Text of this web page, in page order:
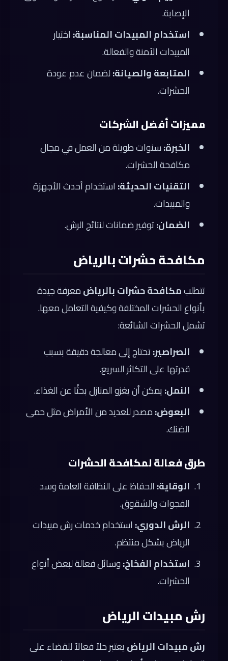
الإصابة.
استخدام المبيدات المناسبة: اختيار
المبيدات الآمنة والفعالة.
المتابعة والصيانة:لضمان عدم عودة
الحشرات.
مميزات أفضل الشركات
الخبرة:سنوات طويلة من العمل في مجال
مكافحة الحشرات.
التقنيات الحديثة: استخدام أحدث الأجهزة
والمبيدات.
الضمان:توفير ضمانات لنتائج الرش.
مكافحة حشرات بالرياض
تتطلبمكافحة حشرات بالرياضمعرفة جيدة
بأنواع الحشرات المختلفة وكيفية التعامل معها.
تشمل الحشرات الشائعة:
الصراصير:تحتاج إلى معالجة دقيقة بسبب
قدرتها على التكاثر السريع.
النمل:يمكن أن يغزو المنازل بحثًا عن الغذاء.
البعوض:مصدر للعديد من الأمراض مثل حمى
الضنك.
طرق فعالة لمكافحة الحشرات
الوقاية:الحفاظ على النظافة العامة وسد
الفجوات والشقوق.
الرش الدوري: استخدام خدمات رش مبيدات
الرياض بشكل منتظم.
استخدام الفخاخ:وسائل فعالة لبعض أنواع
الحشرات.
رش مبيدات الرياض
رش مبيدات الرياضيعتبر حلاً فعالاً للقضاء على